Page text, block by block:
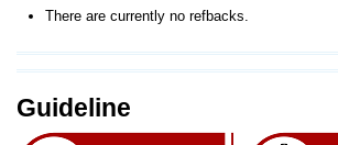
Guideline
There are currently no refbacks.